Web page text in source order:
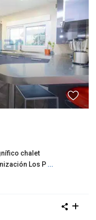
chalet
Los P ...